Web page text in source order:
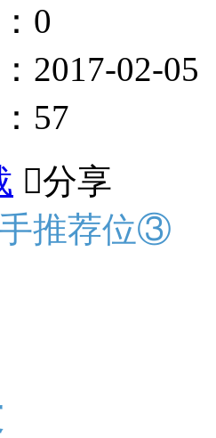
0
2017-02-05
57
分享
推荐位③